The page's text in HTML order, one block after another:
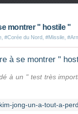
montrer " hostile "
#Corée du Nord #Missile
à se montrer "
à un " test très